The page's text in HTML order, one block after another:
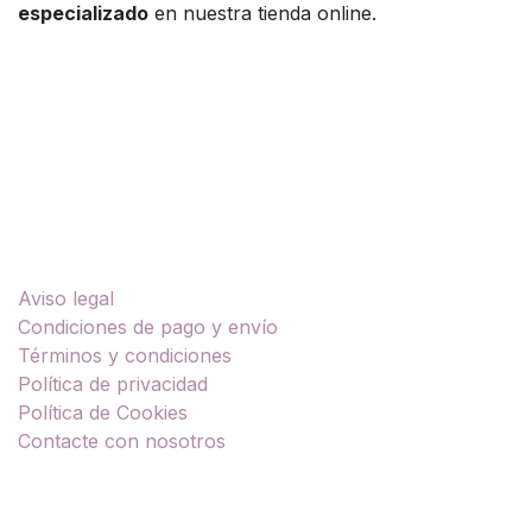
especializado en nuestra tienda online.
Aviso legal
Condiciones de pago y envío
Términos y condiciones
Política de privacidad
Política de Cookies
Contacte con nosotros